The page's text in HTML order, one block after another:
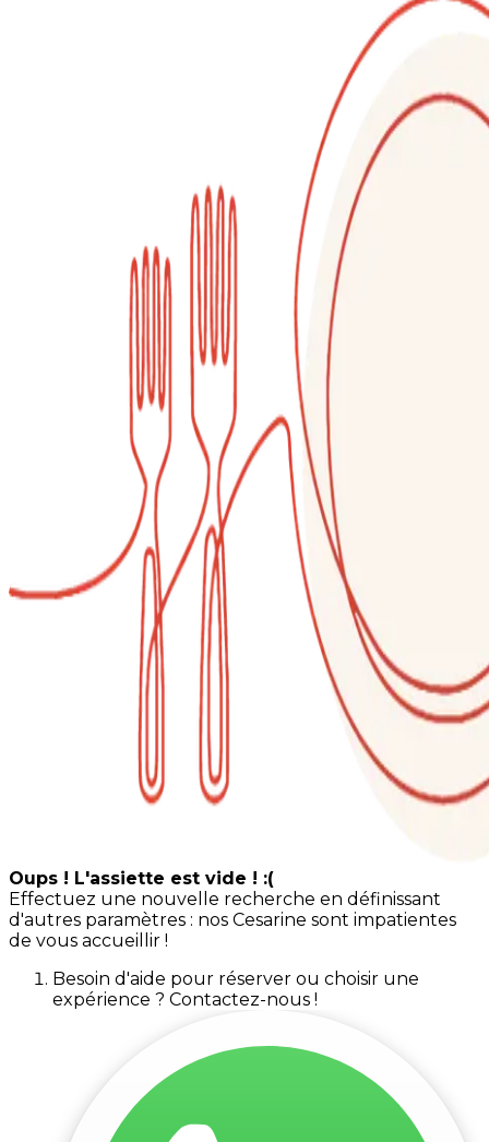
Oups ! L'assiette est vide ! :(
Effectuez une nouvelle recherche en définissant
d'autres paramètres : nos Cesarine sont impatientes
de vous accueillir !
Besoin d'aide pour réserver ou choisir une
expérience ? Contactez-nous !